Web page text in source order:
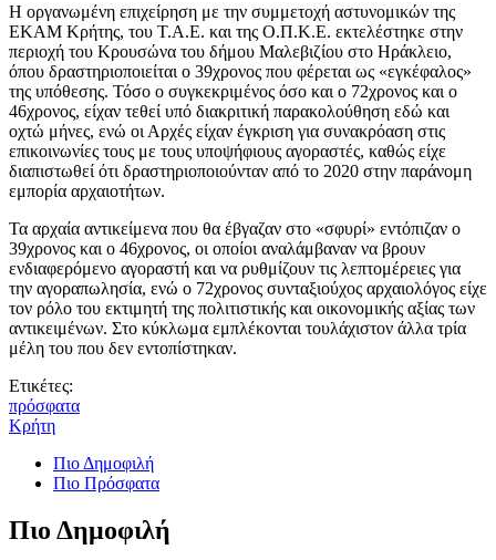
Η οργανωμένη επιχείρηση με την συμμετοχή αστυνομικών της
ΕΚΑΜ Κρήτης, του Τ.Α.Ε. και της Ο.Π.Κ.Ε. εκτελέστηκε στην
περιοχή του Κρουσώνα του δήμου Μαλεβιζίου στο Ηράκλειο,
όπου δραστηριοποιείται ο 39χρονος που φέρεται ως «εγκέφαλος»
της υπόθεσης. Τόσο ο συγκεκριμένος όσο και ο 72χρονος και ο
46χρονος, είχαν τεθεί υπό διακριτική παρακολούθηση εδώ και
οχτώ μήνες, ενώ οι Αρχές είχαν έγκριση για συνακρόαση στις
επικοινωνίες τους με τους υποψήφιους αγοραστές, καθώς είχε
διαπιστωθεί ότι δραστηριοποιούνταν από το 2020 στην παράνομη
εμπορία αρχαιοτήτων.
Τα αρχαία αντικείμενα που θα έβγαζαν στο «σφυρί» εντόπιζαν ο
39χρονος και ο 46χρονος, οι οποίοι αναλάμβαναν να βρουν
ενδιαφερόμενο αγοραστή και να ρυθμίζουν τις λεπτομέρειες για
την αγοραπωλησία, ενώ ο 72χρονος συνταξιούχος αρχαιολόγος είχε
τον ρόλο του εκτιμητή της πολιτιστικής και οικονομικής αξίας των
αντικειμένων. Στο κύκλωμα εμπλέκονται τουλάχιστον άλλα τρία
μέλη του που δεν εντοπίστηκαν.
Ετικέτες:
πρόσφατα
Κρήτη
Πιο Δημοφιλή
Πιο Πρόσφατα
Πιο Δημοφιλή